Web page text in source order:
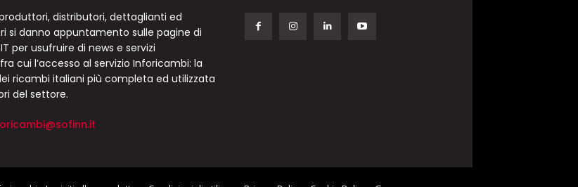
distributori, dettaglianti ed
si danno appuntamento sulle pagine di
per usufruire di news e servizi
cui l’accesso al servizio Inforicambi: la
ricambi italiani più completa ed utilizzata
del settore.